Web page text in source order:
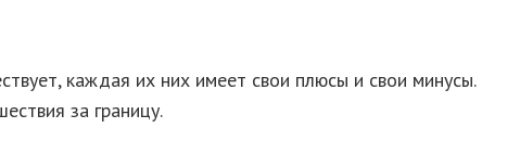
каждая их них имеет свои плюсы и свои минусы.
за границу.